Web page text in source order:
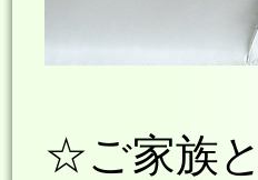
☆ご家族